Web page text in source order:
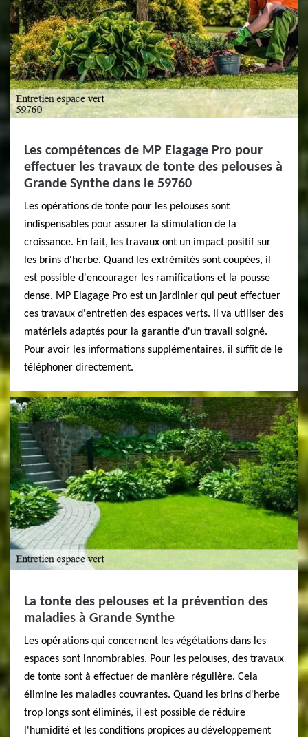
Les compétences de MP Elagage Pro pour
effectuer les travaux de tonte des pelouses à
Grande Synthe dans le 59760
Les opérations de tonte pour les pelouses sont
indispensables pour assurer la stimulation de la
croissance. En fait, les travaux ont un impact positif sur
les brins d'herbe. Quand les extrémités sont coupées, il
est possible d'encourager les ramifications et la pousse
dense. MP Elagage Pro est un jardinier qui peut effectuer
ces travaux d'entretien des espaces verts. Il va utiliser des
matériels adaptés pour la garantie d'un travail soigné.
Pour avoir les informations supplémentaires, il suffit de le
téléphoner directement.
La tonte des pelouses et la prévention des
maladies à Grande Synthe
Les opérations qui concernent les végétations dans les
espaces sont innombrables. Pour les pelouses, des travaux
de tonte sont à effectuer de manière régulière. Cela
élimine les maladies couvrantes. Quand les brins d'herbe
trop longs sont éliminés, il est possible de réduire
l'humidité et les conditions propices au développement